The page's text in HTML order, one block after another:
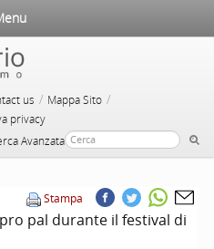
us / Mappa Sito /
privacy
Avanzata
Stampa
pal durante il festival di